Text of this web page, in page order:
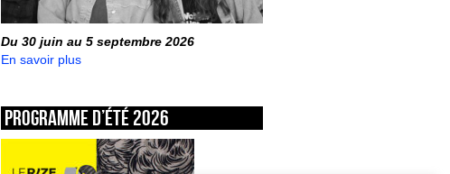
Du 30 juin au 5 septembre 2026
En savoir plus
Programme d’été 2026